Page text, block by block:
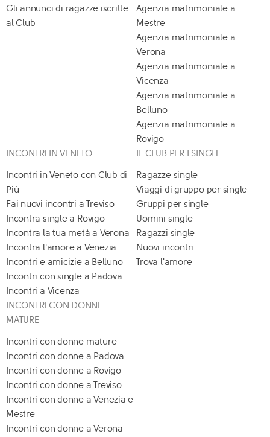
Gli annunci di ragazze iscritte
al Club
Agenzia matrimoniale a
Mestre
Agenzia matrimoniale a
Verona
Agenzia matrimoniale a
Vicenza
Agenzia matrimoniale a
Belluno
Agenzia matrimoniale a
Rovigo
INCONTRI IN VENETO
Incontri in Veneto con Club di
Più
Fai nuovi incontri a Treviso
Incontra single a Rovigo
Incontra la tua metà a Verona
Incontra l'amore a Venezia
Incontri e amicizie a Belluno
Incontri con single a Padova
Incontri a Vicenza
IL CLUB PER I SINGLE
Ragazze single
Viaggi di gruppo per single
Gruppi per single
Uomini single
Ragazzi single
Nuovi incontri
Trova l'amore
INCONTRI CON DONNE
MATURE
Incontri con donne mature
Incontri con donne a Padova
Incontri con donne a Rovigo
Incontri con donne a Treviso
Incontri con donne a Venezia e
Mestre
Incontri con donne a Verona